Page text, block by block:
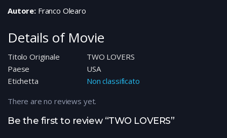
Autore:Franco Olearo
Details of Movie
Titolo Originale
TWO LOVERS
Paese
USA
Etichetta
Non classificato
Be the first to review “TWO LOVERS”
There are no reviews yet.